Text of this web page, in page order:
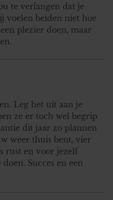
te verlangen dat je
voelen beiden niet hoe
plezier doen, maar
Leg het uit aan je
ze er toch wel begrip
dit jaar zo plannen
weer thuis bent, vier
rust en voor jezelf
Succes en een